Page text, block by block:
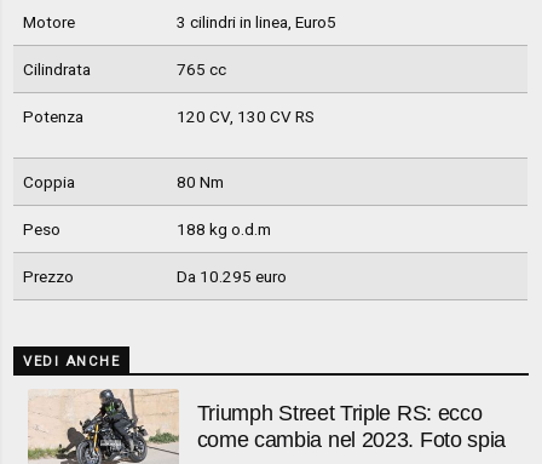
Motore 3 cilindri in linea, Euro5
Cilindrata 765 cc
Potenza 120 CV, 130 CV RS
Coppia 80 Nm
Peso 188 kg o.d.m
Prezzo Da 10.295 euro
VEDI ANCHE
Triumph Street Triple RS: ecco
come cambia nel 2023. Foto spia